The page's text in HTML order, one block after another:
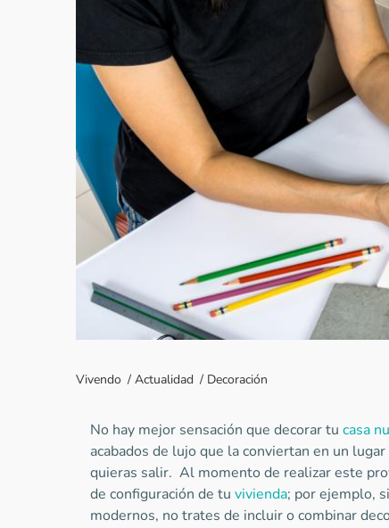
Vivendo / Actualidad / Decoración
No hay mejor sensación que decorar tu casa
acabados de lujo que la conviertan en un
quieras salir. Al momento de realizar este
de configuración de tu vivienda; por ejemplo,
modernos, no trates de incluir o combinar